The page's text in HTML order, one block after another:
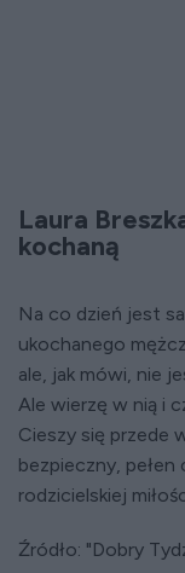
Laura
kochaną
Na co dzień jest
ukochanego
ale, jak mówi, nie
Ale wierzę w nią i
Cieszy się przede
bezpieczny,
rodzicielskiej
Źródło: "Dobry